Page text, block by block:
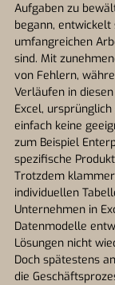
Aufgaben zu
begann,
umfangreichen
sind. Mit
von Fehlern,
Verläufen in
Excel,
einfach keine
zum Beispiel
spezifische
Trotzdem
individuellen
Unternehmen in
Datenmodelle
Lösungen nicht
Doch spätestens
die